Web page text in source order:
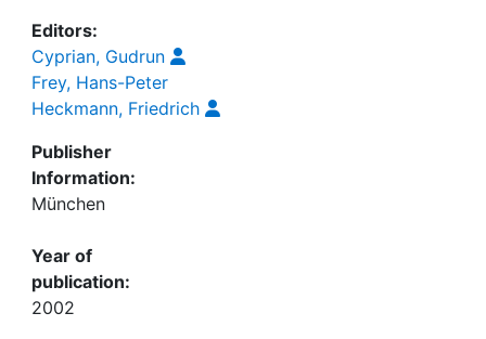
Editors:
Cyprian, Gudrun
Frey, Hans-Peter
Heckmann, Friedrich
Publisher
Information:
München
Year of
publication:
2002